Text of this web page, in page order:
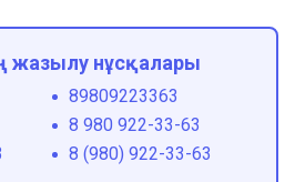
жазылу нұсқалары
89809223363
8 980 922-33-63
8 (980) 922-33-63